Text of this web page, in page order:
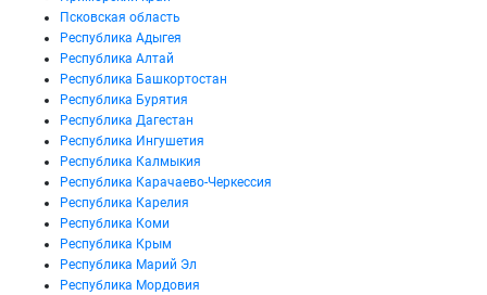
Псковская область
Республика Адыгея
Республика Алтай
Республика Башкортостан
Республика Бурятия
Республика Дагестан
Республика Ингушетия
Республика Калмыкия
Республика Карачаево-Черкессия
Республика Карелия
Республика Коми
Республика Крым
Республика Марий Эл
Республика Мордовия